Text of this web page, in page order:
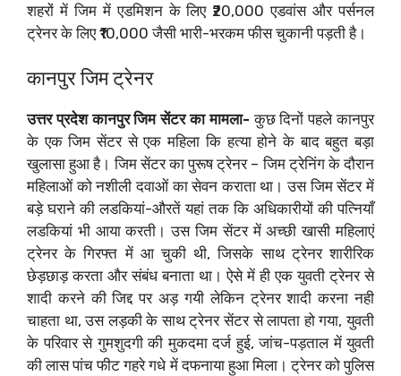
शहरों में जिम में एडमिशन के लिए ₹20,000 एडवांस और पर्सनल
ट्रेनर के लिए ₹10,000 जैसी भारी-भरकम फीस चुकानी पड़ती है।
कानपुर जिम ट्रेनर
उत्तर प्रदेश कानपुर जिम सेंटर का मामला-कुछ दिनों पहले कानपुर
के एक जिम सेंटर से एक महिला कि हत्या होने के बाद बहुत बड़ा
खुलासा हुआ है। जिम सेंटर का पुरूष ट्रेनर – जिम ट्रेनिंग के दौरान
महिलाओं को नशीली दवाओं का सेवन कराता था। उस जिम सेंटर में
बड़े घराने की लडकियां-औरतें यहां तक कि अधिकारीयों की पत्नियाँ
लडकियां भी आया करती। उस जिम सेंटर में अच्छी खासी महिलाएं
ट्रेनर के गिरफ्त में आ चुकी थी, जिसके साथ ट्रेनर शारीरिक
छेड़छाड़ करता और संबंध बनाता था। ऐसे में ही एक युवती ट्रेनर से
शादी करने की जिद्द पर अड़ गयी लेकिन ट्रेनर शादी करना नही
चाहता था, उस लड़की के साथ ट्रेनर सेंटर से लापता हो गया, युवती
के परिवार से गुमशुदगी की मुकदमा दर्ज हुई, जांच-पड़ताल में युवती
की लास पांच फीट गहरे गधे में दफनाया हुआ मिला। ट्रेनर को पुलिस